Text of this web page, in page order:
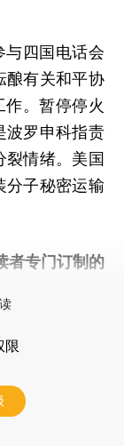
四国电话会
酿有关和平协
。暂停停火
波罗申科指责
情绪。美国
分子秘密运输
者专门订制的
限